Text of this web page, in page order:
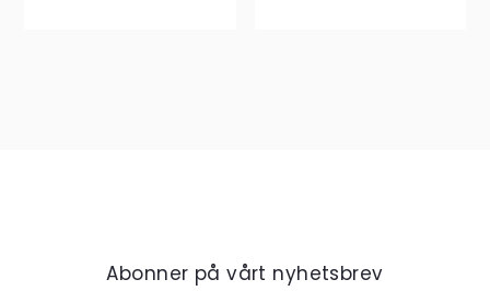
Abonner på vårt nyhetsbrev